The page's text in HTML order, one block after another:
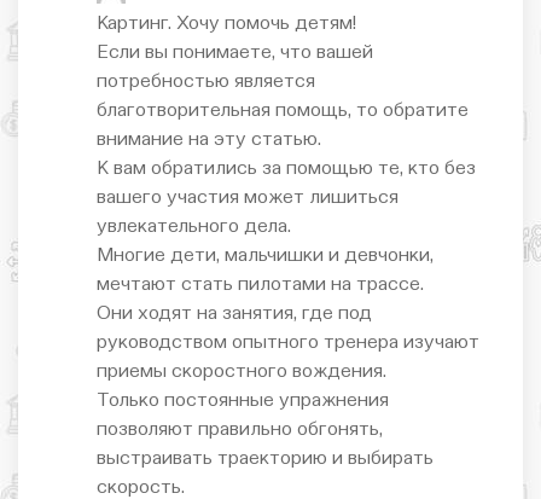
Картинг. Хочу помочь детям!
Если вы понимаете, что вашей
потребностью является
благотворительная помощь, то обратите
внимание на эту статью.
К вам обратились за помощью те, кто без
вашего участия может лишиться
увлекательного дела.
Многие дети, мальчишки и девчонки,
мечтают стать пилотами на трассе.
Они ходят на занятия, где под
руководством опытного тренера изучают
приемы скоростного вождения.
Только постоянные упражнения
позволяют правильно обгонять,
выстраивать траекторию и выбирать
скорость.